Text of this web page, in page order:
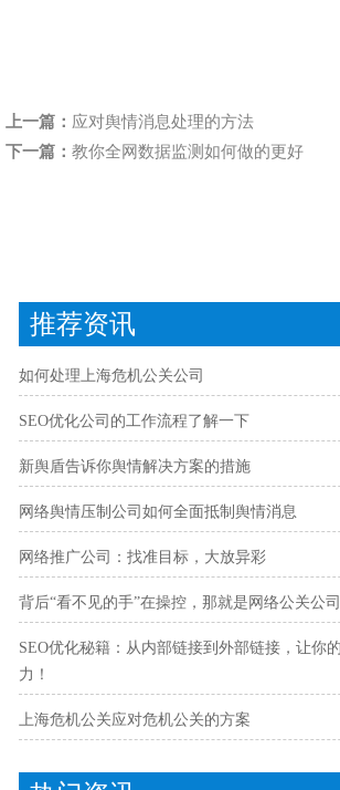
上一篇： 应对舆情消息处理的方法
下一篇： 教你全网数据监测如何做的更好
推荐资讯
如何处理上海危机公关公司
SEO优化公司的工作流程了解一下
新舆盾告诉你舆情解决方案的措施
网络舆情压制公司如何全面抵制舆情消息
网络推广公司：找准目标，大放异彩
背后“看不见的手”在操控，那就是网络公关公司
SEO优化秘籍：从内部链接到外部链接，让你
力！
上海危机公关应对危机公关的方案